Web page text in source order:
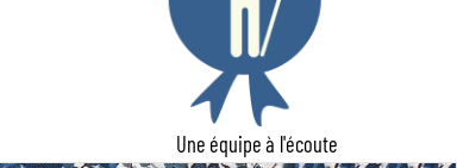
Une équipe à l'écoute